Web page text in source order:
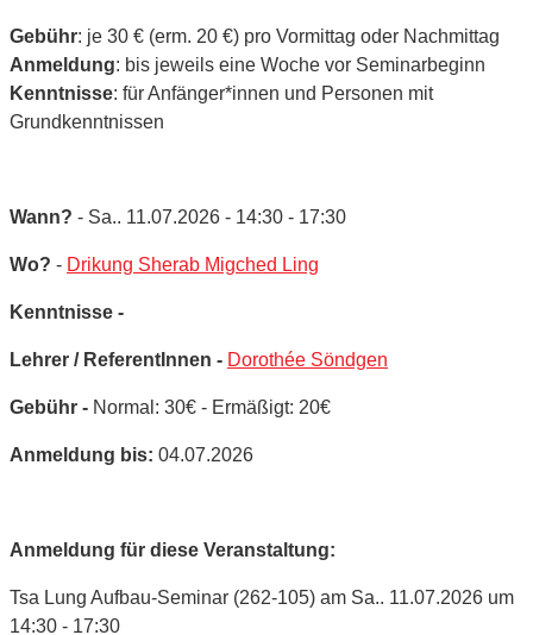
Gebühr: je 30 € (erm. 20 €) pro Vormittag oder Nachmittag
Anmeldung: bis jeweils eine Woche vor Seminarbeginn
Kenntnisse: für Anfänger*innen und Personen mit
Grundkenntnissen
Wann? - Sa.. 11.07.2026 - 14:30 - 17:30
Wo? - Drikung Sherab Migched Ling
Kenntnisse -
Lehrer / ReferentInnen - Dorothée Söndgen
Gebühr - Normal: 30€ - Ermäßigt: 20€
Anmeldung bis: 04.07.2026
Anmeldung für diese Veranstaltung:
Tsa Lung Aufbau-Seminar (262-105) am Sa.. 11.07.2026 um
14:30 - 17:30